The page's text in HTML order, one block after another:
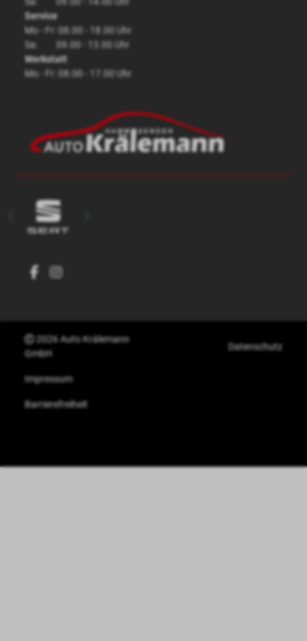
Mo - Fr: 09.00 - 18.00 Uhr
Sa: 09.00 - 14.00 Uhr
Service
Mo - Fr: 08.00 - 18.00 Uhr
Sa: 09.00 - 13.00 Uhr
Werkstatt
2026 Auto Krälemann
GmbH
Impressum